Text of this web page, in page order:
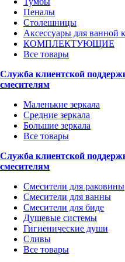
Пеналы
Столешницы
Аксессуары для ванной
КОМПЛЕКТУЮЩИЕ
Все товары
Служба клиентской
смесителям
Маленькие зеркала
Средние зеркала
Большие зеркала
Все товары
Служба клиентской
смесителям
Смесители для раковины
Смесители для ванны
Смесители для биде
Душевые системы
Гигиенические души
Сливы
Все товары